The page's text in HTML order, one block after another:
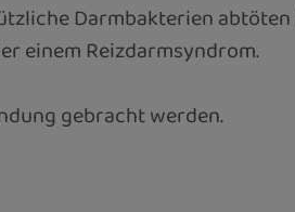
Darmbakterien
einem Reizdarmsyndrom.
gebracht werden.